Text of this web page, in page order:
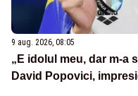
9 aug. 2026, 08:05
„E idolul meu, dar m-a
David Popovici,